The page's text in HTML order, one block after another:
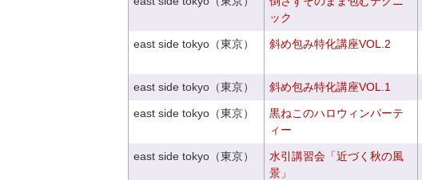
ック
east side tokyo（東京） 斜め包み特化講座VOL.2
east side tokyo（東京） 斜め包み特化講座VOL.1
east side tokyo（東京）
黒ねこのハロウィンパーテ
ィー
east side tokyo（東京）
水引講習会「近づく秋の風
景」